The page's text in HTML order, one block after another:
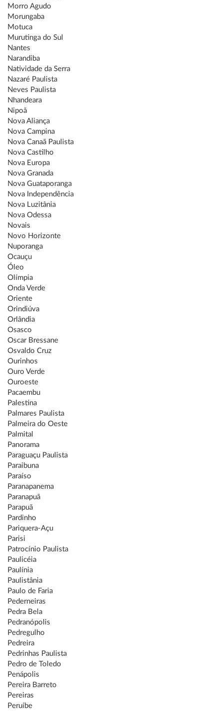
Morro Agudo
Morungaba
Motuca
Murutinga do Sul
Nantes
Narandiba
Natividade da Serra
Nazaré Paulista
Neves Paulista
Nhandeara
Nipoã
Nova Aliança
Nova Campina
Nova Canaã Paulista
Nova Castilho
Nova Europa
Nova Granada
Nova Guataporanga
Nova Independência
Nova Luzitânia
Nova Odessa
Novais
Novo Horizonte
Nuporanga
Ocauçu
Óleo
Olímpia
Onda Verde
Oriente
Orindiúva
Orlândia
Osasco
Oscar Bressane
Osvaldo Cruz
Ourinhos
Ouro Verde
Ouroeste
Pacaembu
Palestina
Palmares Paulista
Palmeira do Oeste
Palmital
Panorama
Paraguaçu Paulista
Paraibuna
Paraíso
Paranapanema
Paranapuã
Parapuã
Pardinho
Pariquera-Açu
Parisi
Patrocínio Paulista
Paulicéia
Paulínia
Paulistânia
Paulo de Faria
Pederneiras
Pedra Bela
Pedranópolis
Pedregulho
Pedreira
Pedrinhas Paulista
Pedro de Toledo
Penápolis
Pereira Barreto
Pereiras
Peruíbe